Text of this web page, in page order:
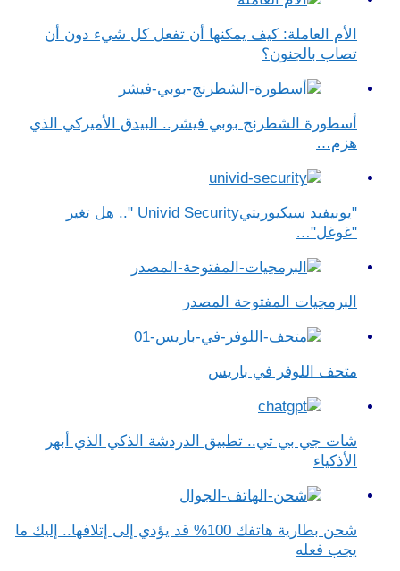
الأم العاملة: كيف يمكنها أن تفعل كل شيء دون أن
تصاب بالجنون؟
أسطورة الشطرنج بوبي فيشر.. البيدق الأميركي الذي
هزم…
"يونيفيد سيكيوريتيUnivid Security ".. هل تغير
"غوغل"…
البرمجيات المفتوحة المصدر
متحف اللوفر في باريس
شات جي بي تي.. تطبيق الدردشة الذكي الذي أبهر
الأذكياء
شحن بطارية هاتفك 100% قد يؤدي إلى إتلافها.. إليك ما
يجب فعله